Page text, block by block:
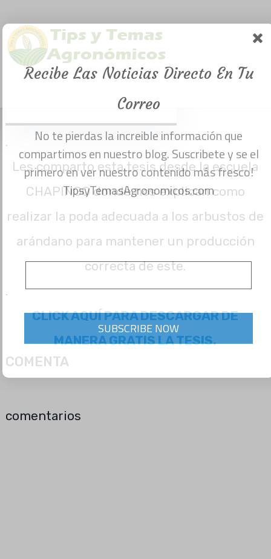
en arándano.
Descarga
gratis.
.
Les comparto esta tesis desde la escuela
CHAPINGO donde nos explican como
realizar la poda adecuada a los arbustos de
arándano para mantener un producción
correcta de este.
.
CLICK AQUÍ PARA DESCARGAR DE
MANERA GRATIS LA TESIS.
COMENTA
comentarios
Recibe Las Noticias Directo En Tu
Correo
No te pierdas la increible información que compartimos en nuestro blog. Suscribete y se el primero en ver nuestro contenido más fresco!
TipsyTemasAgronomicos.com
SUBSCRIBE NOW